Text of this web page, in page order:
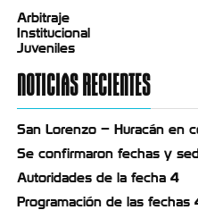
Arbitraje
Institucional
Juveniles
NOTICIAS RECIENTES
San Lorenzo – Huracán en
Se confirmaron fechas y
Autoridades de la fecha 4
Programación de las fechas